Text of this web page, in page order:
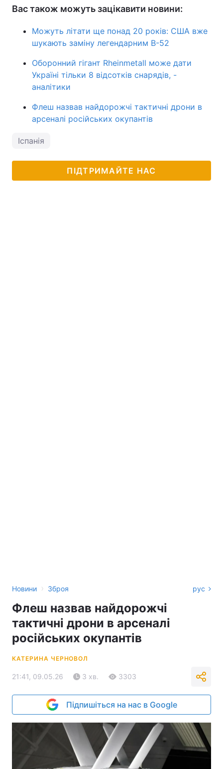
Вас також можуть зацікавити новини:
Можуть літати ще понад 20 років: США вже
шукають заміну легендарним B-52
Оборонний гігант Rheinmetall може дати
Україні тільки 8 відсотків снарядів, -
аналітики
Флеш назвав найдорожчі тактичні дрони в
арсеналі російських окупантів
Іспанія
ПІДТРИМАЙТЕ НАС
Новини › Зброя рус
Флеш назвав найдорожчі
тактичні дрони в арсеналі
російських окупантів
КАТЕРИНА ЧЕРНОВОЛ
21:41, 09.05.26 3 хв. 3303
Підпишіться на нас в Google